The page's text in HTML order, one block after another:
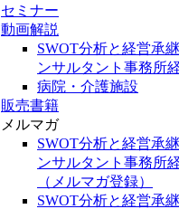
セミナー
動画解説
SWOT分析と経営承
ンサルタント事務所
病院・介護施設
販売書籍
メルマガ
SWOT分析と経営承
ンサルタント事務所
（メルマガ登録）
SWOT分析と経営承